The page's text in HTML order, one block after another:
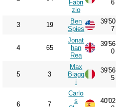
Fabri
zio
6
3 19
Ben
Spies
7
4 65
Jonat
han
Rea
0
5 3
Max
Biagg
i
5
6 7
Carlo
s